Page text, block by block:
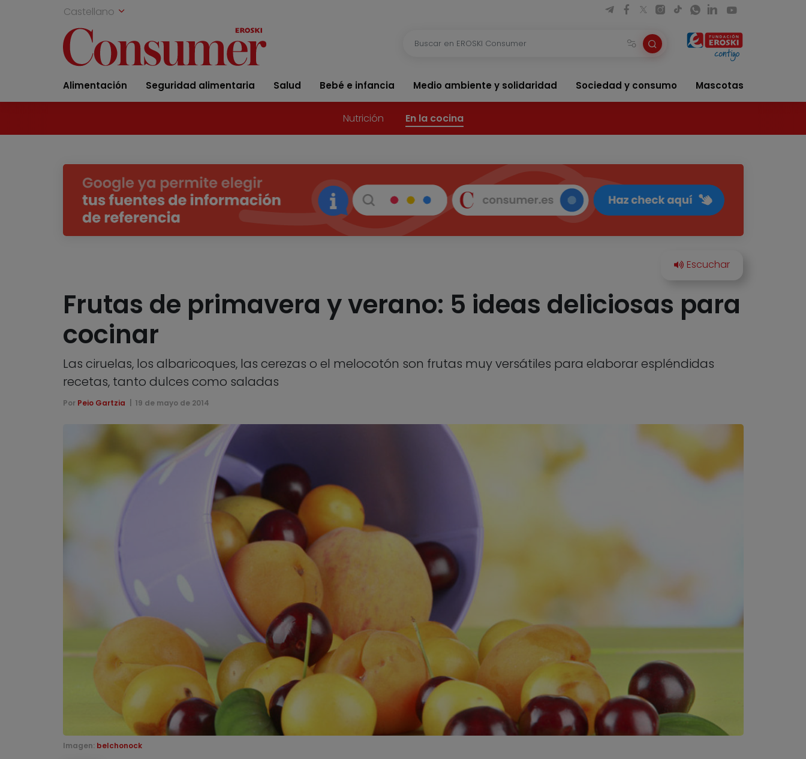
Castellano
Alimentación Seguridad alimentaria Salud Bebé e infancia Medio ambiente y solidaridad Sociedad y consumo Mascotas
Nutrición En la cocina
Frutas de primavera y verano: 5 ideas deliciosas para
cocinar
Las ciruelas, los albaricoques, las cerezas o el melocotón son frutas muy versátiles para elaborar espléndidas
recetas, tanto dulces como saladas
Por Peio Gartzia 19 de mayo de 2014
Imagen: belchonock